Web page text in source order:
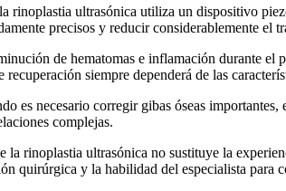
rinoplastia ultrasónica utiliza un dispositivo
precisos y reducir considerablemente
de hematomas e inflamación durante
siempre dependerá de las
es necesario corregir gibas óseas
complejas.
la rinoplastia ultrasónica no sustituye la
quirúrgica y la habilidad del especialista para